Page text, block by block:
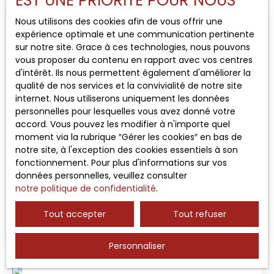
Local commercial
Type de bien
Localisation
Loyer max (€/mois)
Surface min (m²)
Rechercher
5 767€ /mois HT HC
LOCAL COMMERCIAL RESTAURANT
214m²
Aix-en-Provence 13100
RED Groupe vous propose à la location un local
commercial de 214 m² en rez-de-chaussée, situé
à Aix-en-Provence dans un secteur très recherché
et de la zone commerciale de la Pioline. Ce local
Nous utilisons des cookies afin de vous offrir une
expérience optimale et une communication pertinente
sur notre site. Grace à ces technologies, nous pouvons
vous proposer du contenu en rapport avec vos centres
d'intérêt. Ils nous permettent également d'améliorer la
qualité de nos services et la convivialité de notre site
internet. Nous utiliserons uniquement les données
personnelles pour lesquelles vous avez donné votre
accord. Vous pouvez les modifier à n'importe quel
moment via la rubrique ″Gérer les cookies″ en bas de
notre site, à l'exception des cookies essentiels à son
fonctionnement. Pour plus d'informations sur vos
données personnelles, veuillez consulter
notre politique de confidentialité.
Tout accepter Tout refuser
Personnaliser